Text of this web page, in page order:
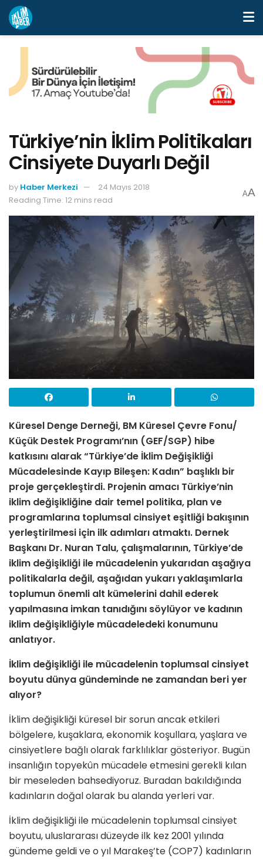
Türkiye’nin İklim Politikaları
Cinsiyete Duyarlı Değil
by Haber Merkezi
24 Mayıs 2018
Reading Time: 12 mins read
AA
Küresel Denge Derneği, BM Küresel Çevre Fonu/
Küçük Destek Programı’nın (GEF/SGP) hibe
katkısını alarak “Türkiye’de İklim Değişikliği
Mücadelesinde Kayıp Bileşen: Kadın” başlıklı bir
proje gerçekleştirdi. Projenin amacı Türkiye’nin
iklim değişikliğine dair temel politika, plan ve
programlarına toplumsal cinsiyet eşitliği bakışının
yerleştirilmesi için ilk adımları atmaktı. Dernek
Başkanı Dr. Nuran Talu, çalışmalarının, Türkiye’de
iklim değişikliği ile mücadelenin yukarıdan aşağıya
politikalarla değil, aşağıdan yukarı yaklaşımlarla
toplumun önemli alt kümelerini dahil ederek
yapılmasına imkan tanıdığını söylüyor ve kadının
iklim değişikliğiyle mücadeledeki konumunu
anlatıyor.
İklim değişikliği ile mücadelenin toplumsal cinsiyet
boyutu dünya gündeminde ne zamandan beri yer
alıyor?
İklim değişikliği küresel bir sorun ancak etkileri
bölgelere, kuşakla­ra, ekonomik koşullara, yaşlara ve
cinsiyetlere bağlı olarak farklılık­lar gösteriyor. Bugün
insanlığın topyekûn mücadele etmesini gerek­li kılan
bir meseleden bahsediyoruz. Buradan bakıldığında
kadınların doğal olarak bu alanda yerleri var.
İklim değişikliği ile mücadelenin toplumsal cinsiyet
boyutu, ulusla­rarası düzeyde ilk kez 2001 yılında
gündeme geldi ve o yıl Marakeş’te (COP7) kadınların